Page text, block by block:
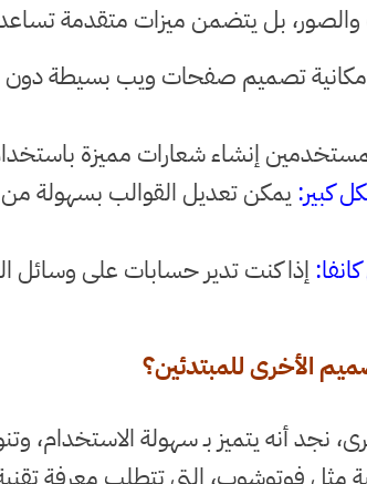
والصور، بل يتضمن ميزات متقدمة
إمكانية تصميم صفحات ويب بسيطة دون
إنشاء شعارات مميزة
كبير: يمكن تعديل القوالب بسهولة من
إذا كنت تدير حسابات على وسائل
نجد أنه يتميز بـ سهولة